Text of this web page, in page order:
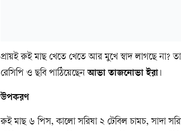
প্রায়ই রুই মাছ খেতে খেতে আর মুখে স্বাদ লাগছে
রেসিপি ও ছবি পাঠিয়েছেনআভা তাজনোভা ইরা ।
উপকরণ
রুই মাছ ৬ পিস, কালো সরিষা ২ টেবিল চামচ, সাদা